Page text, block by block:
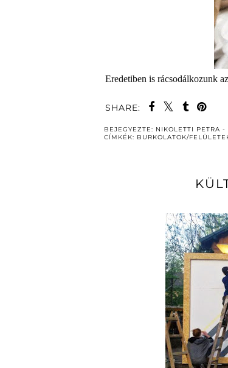
Eredetiben is rácsodálkozunk az
SHARE:
BEJEGYEZTE: NIKOLETTI PETRA
CÍMKÉK: BURKOLATOK/